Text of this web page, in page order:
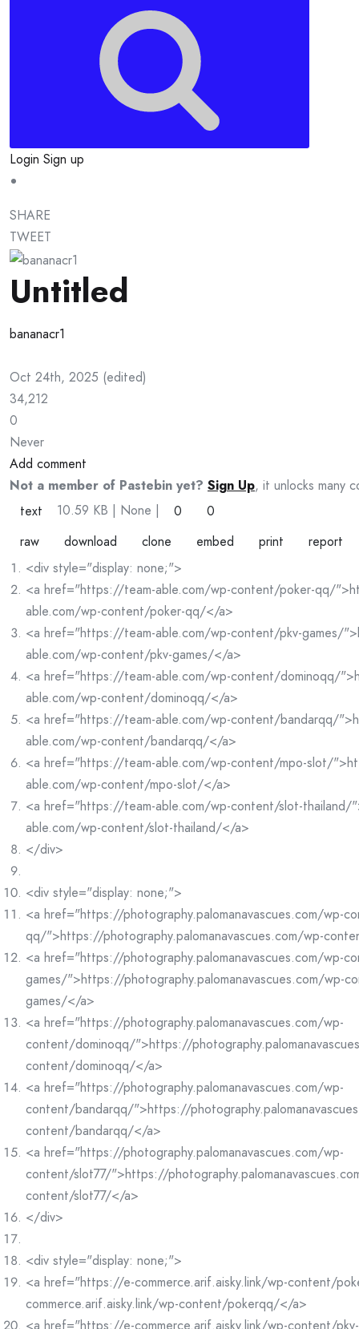
Login Sign up
SHARE
TWEET
Untitled
bananacr1
Oct 24th, 2025 (edited)
34,212
0
Never
Add comment
Not a member of Pastebin yet? Sign Up, it unlocks many
text
10.59 KB | None | 0
0
raw
download clone embed print
report
<div style="display: none;">
<a href="https://team-able.com/wp-content/poker-qq/
able.com/wp-content/poker-qq/</a>
<a href="https://team-able.com/wp-content/pkv-games/
able.com/wp-content/pkv-games/</a>
<a href="https://team-able.com/wp-content/dominoqq/
able.com/wp-content/dominoqq/</a>
<a href="https://team-able.com/wp-content/bandarqq/
able.com/wp-content/bandarqq/</a>
<a href="https://team-able.com/wp-content/mpo-slot/
able.com/wp-content/mpo-slot/</a>
<a href="https://team-able.com/wp-content/slot-
able.com/wp-content/slot-thailand/</a>
</div>
<div style="display: none;">
<a href="https://photography.palomanavascues.com/wp-
qq/">https://photography.palomanavascues.com/wp-
<a href="https://photography.palomanavascues.com/wp-
games/">https://photography.palomanavascues.com/wp-
games/</a>
<a href="https://photography.palomanavascues.com/wp-
content/dominoqq/">https://
content/dominoqq/</a>
<a href="https://photography.palomanavascues.com/wp-
content/bandarqq/">https://
content/bandarqq/</a>
<a href="https://photography.palomanavascues.com/wp-
content/slot77/">https://
content/slot77/</a>
</div>
<div style="display: none;">
<a href="https://e-commerce.arif.aisky.link/wp-content/
commerce.arif.aisky.link/wp-content/pokerqq/</a>
<a href="https://e-commerce.arif.aisky.link/wp-content/